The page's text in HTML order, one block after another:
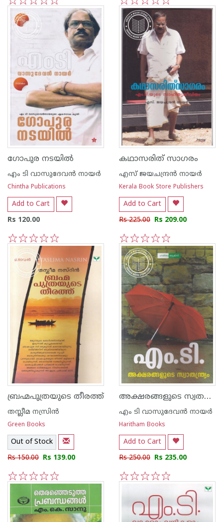
5
4
2
1 5
4
3
2
1
ഗോപുര നടയില്‍
എം ടി വാസുദേവന്‍ നായര്‍
Chintha Publications
Add to Cart
Rs 120.00
5
4
3
2
1
കഥാസരിത് സാഗരം
എസ്‌ ജയചന്ദ്രന്‍‌ നായര്‍‌
Kerala Book Store Publishers
Add to Cart
Rs 225.00 Rs 209.00
5
4
3
2
1
ബ്രഹ്മപുത്രയുടെ തീരത്ത്
തസ്ലീമ നസ്രിന്‍
Green Books
Out of Stock
Rs 150.00 Rs 139.00
5
4
3
2
1
അക്ഷരങ്ങളുടെ സ്വതന്ത്യ്രം
എം ടി വാസുദേവന്‍ നായര്‍
Haritham Books
Add to Cart
Rs 250.00 Rs 235.00